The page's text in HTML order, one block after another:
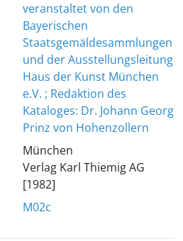
veranstaltet von den
Bayerischen
Staatsgemäldesammlungen
und der Ausstellungsleitung
Haus der Kunst München
e.V. ; Redaktion des
Kataloges: Dr. Johann Georg
Prinz von Hohenzollern
München
Verlag Karl Thiemig AG
[1982]
M02c